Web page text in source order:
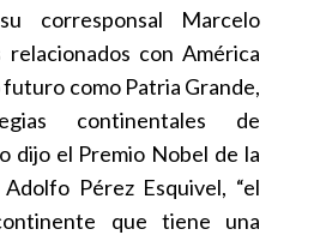
corresponsal Marcelo
relacionados con América
como Patria Grande,
continentales de
dijo el Premio Nobel de la
Pérez Esquivel, “el
que tiene una